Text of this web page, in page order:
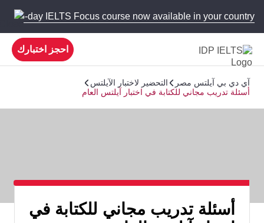
5-day IELTS Focus course now available in your country!
احجز اختبارك
آي دي بي آيلتس مصر
التحضير لاختبار الآيلتس
أسئلة تدريب مجاني للكتابة في اختبار آيلتس العام
أسئلة تدريب مجاني للكتابة في